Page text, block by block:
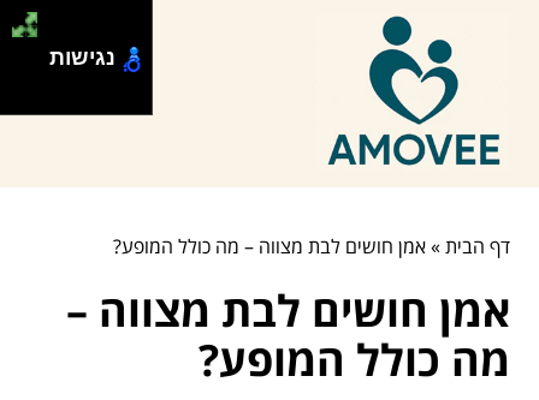
דף הבית»אמן חושים לבת מצווה – מה כולל המופע?
אמן חושים לבת מצווה –
מה כולל המופע?
נגישות